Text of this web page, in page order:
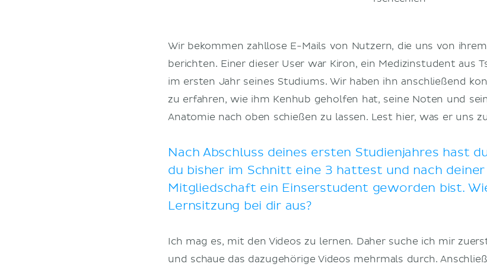
Wir bekommen zahllose E-Mails von Nutzern, die uns von
berichten. Einer dieser User war Kiron, ein Medizinstudent aus
im ersten Jahr seines Studiums. Wir haben ihn anschließend
zu erfahren, wie ihm Kenhub geholfen hat, seine Noten und
Anatomie nach oben schießen zu lassen. Lest hier, was er uns
Nach Abschluss deines ersten Studienjahres hast
du bisher im Schnitt eine 3 hattest und nach deiner
Mitgliedschaft ein Einserstudent geworden bist.
Lernsitzung bei dir aus?
Ich mag es, mit den Videos zu lernen. Daher suche ich mir
und schaue das dazugehörige Videos mehrmals durch.